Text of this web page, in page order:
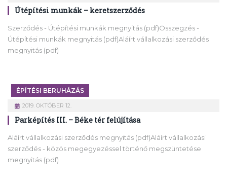
Útépítési munkák – keretszerződés
Szerződés - Útépítési munkák megnyitás (pdf)Összegzés -
Útépítési munkák megnyitás (pdf)Aláírt vállalkozási szerződés
megnyitás (pdf)
ÉPÍTÉSI BERUHÁZÁS
2019. OKTÓBER 12.
Parképítés III. – Béke tér felújítása
Aláírt vállalkozási szerződés megnyitás (pdf)Aláírt vállalkozási
szerződés - közös megegyezéssel történő megszüntetése
megnyitás (pdf)